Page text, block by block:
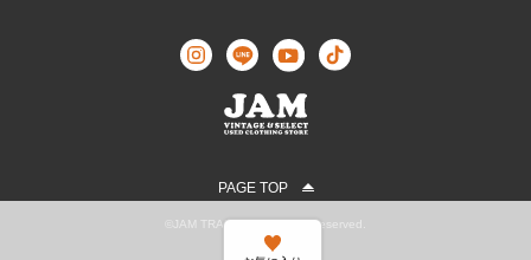
PAGE TOP
©JAM TRADING All Rights Reserved.